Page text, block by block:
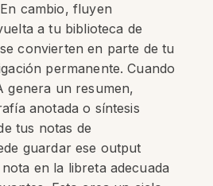
cambio, fluyen
a tu biblioteca de
convierten en parte de tu
permanente. Cuando
genera un resumen,
anotada o síntesis
tus notas de
guardar ese output
en la libreta adecuada